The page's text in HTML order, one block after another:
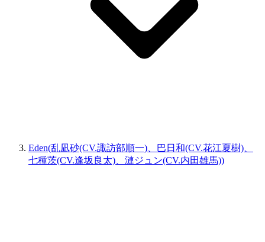
Eden(乱凪砂(CV.諏訪部順一)、巴日和(CV.花江夏樹)、
七種茨(CV.逢坂良太)、漣ジュン(CV.内田雄馬))